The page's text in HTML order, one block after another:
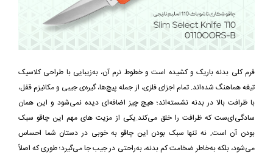
فرم کلی بدنه باریک و کشیده است و خطوط نرم آن، به‌زیبایی با طراحی کلاسیک
تیغه هماهنگ شده‌اند. تمام اجزای فلزی، از جمله پیچ‌ها، گیره‌ی جیبی و مکانیزم قفل،
با ظرافت بالا در بدنه نشسته‌اند؛ هیچ چیز اضافه‌ای دیده نمی‌شود و این همان
سادگی‌ای‌ست که ظرافت را خلق می‌کند.یکی از مزیت های مهم این چاقو سبک
بودن آن است, نه تنها سبک بودن این چاقو به خوبی در دستان شما احساس
می‌شود، بلکه به‌خاطر ضخامت کم بدنه، به‌راحتی در جیب جا می‌گیرد؛ طوری که اصلاً